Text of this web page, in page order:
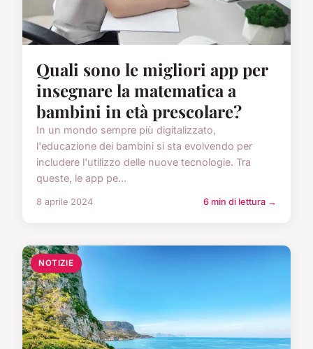
Quali sono le migliori app per
insegnare la matematica a
bambini in età prescolare?
In un mondo sempre più digitalizzato,
l'educazione dei bambini si sta evolvendo per
includere l'utilizzo delle nuove tecnologie. Tra
queste, le app pe...
8 aprile 2024 6 min di lettura →
NOTIZIE